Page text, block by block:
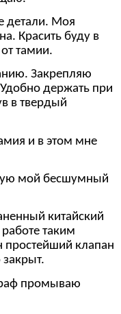
детали. Моя
Красить буду в
тамии.
Закрепляю
держать при
в твердый
и в этом мне
мой бесшумный
китайский
таким
простейший клапан
промываю